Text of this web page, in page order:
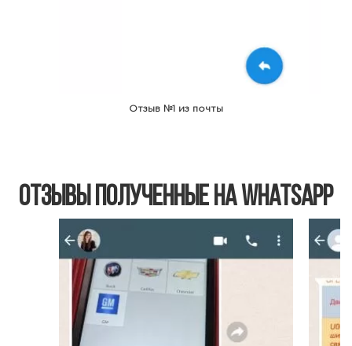
Отзыв №1 из почты
Отзывы полученные на WhatsApp